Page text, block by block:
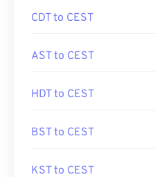
CDT to CEST
AST to CEST
HDT to CEST
BST to CEST
KST to CEST